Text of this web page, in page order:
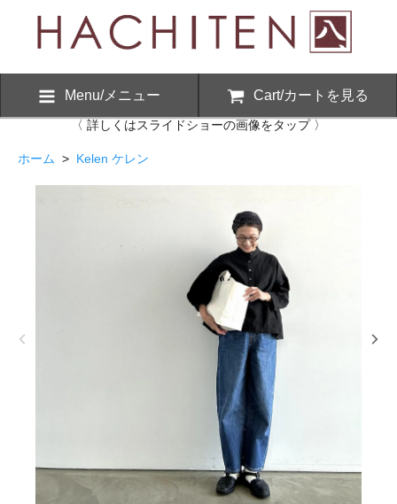
Menu/メニュー Cart/カートを見る
〈 詳しくはスライドショーの画像をタップ 〉
ホーム > Kelen ケレン